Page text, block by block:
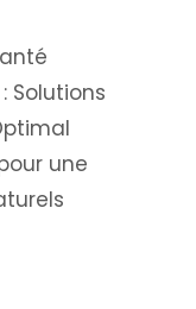
Solutions
une